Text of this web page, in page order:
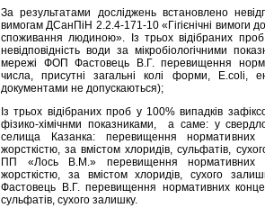
За результатами досліджень встановлено
вимогам ДСанПіН 2.2.4-171-10 «Гігієнічні вимоги
споживання людиною». Із трьох відібраних
невідповідність води за мікробіологічними
мережі ФОП Фастовець В.Г. перевищення
числа, присутні загальні колі форми, E.coli,
документами не допускаються);
Із трьох відібраних проб у 100% випадків
фізико-хімічнми показниками, а саме: у
селища Казанка: перевищення нормативних
жорсткістю, за вмістом хлоридів, сульфатів,
ПП «Лось В.М.» перевищення нормативних
жорсткістю, за вмістом хлоридів, сухого
Фастовець В.Г. перевищення нормативних
сульфатів, сухого залишку.